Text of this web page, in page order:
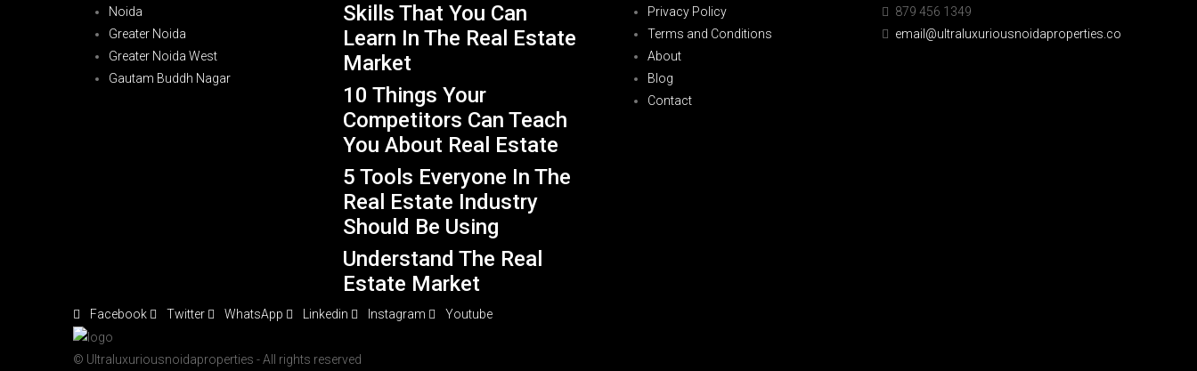
Noida
Greater Noida
Greater Noida West
Gautam Buddh Nagar
Skills That You Can
Learn In The Real Estate
Market
10 Things Your
Competitors Can Teach
You About Real Estate
5 Tools Everyone In The
Real Estate Industry
Should Be Using
Understand The Real
Estate Market
Privacy Policy
Terms and Conditions
About
Blog
Contact
879 456 1349
email@ultraluxuriousnoidaproperties.co
Facebook Twitter WhatsApp Linkedin Instagram Youtube
© Ultraluxuriousnoidaproperties - All rights reserved